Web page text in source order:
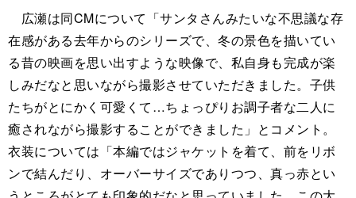
広瀬は同CMについて「サンタさんみたいな不思議な存
在感がある去年からのシリーズで、冬の景色を描いてい
る昔の映画を思い出すような映像で、私自身も完成が楽
しみだなと思いながら撮影させていただきました。子供
たちがとにかく可愛くて…ちょっぴりお調子者な二人に
癒されながら撮影することができました」とコメント。
衣装については「本編ではジャケットを着て、前をリボ
ンで結んだり、オーバーサイズでありつつ、真っ赤とい